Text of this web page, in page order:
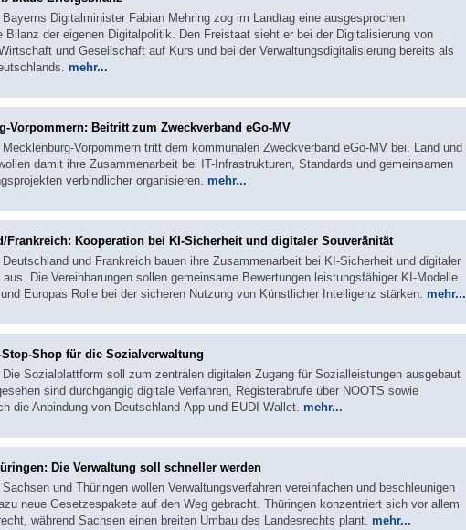
Bayerns Digitalminister Fabian Mehring zog im Landtag eine ausgesprochen
Bilanz der eigenen Digitalpolitik. Den Freistaat sieht er bei der Digitalisierung von
und Gesellschaft auf Kurs und bei der Verwaltungsdigitalisierung bereits als
mehr...
Vorpommern: Beitritt zum Zweckverband eGo-MV
Mecklenburg-Vorpommern tritt dem kommunalen Zweckverband eGo-MV bei. Land und
damit ihre Zusammenarbeit bei IT-Infrastrukturen, Standards und gemeinsamen
verbindlicher organisieren. mehr...
Frankreich: Kooperation bei KI-Sicherheit und digitaler Souveränität
Deutschland und Frankreich bauen ihre Zusammenarbeit bei KI-Sicherheit und digitaler
Die Vereinbarungen sollen gemeinsame Bewertungen leistungsfähiger KI-Modelle
Europas Rolle bei der sicheren Nutzung von Künstlicher Intelligenz stärken. mehr...
Stop-Shop für die Sozialverwaltung
Die Sozialplattform soll zum zentralen digitalen Zugang für Sozialleistungen ausgebaut
sind durchgängig digitale Verfahren, Registerabrufe über NOOTS sowie
die Anbindung von Deutschland-App und EUDI-Wallet. mehr...
Die Verwaltung soll schneller werden
Sachsen und Thüringen wollen Verwaltungsverfahren vereinfachen und beschleunigen
neue Gesetzespakete auf den Weg gebracht. Thüringen konzentriert sich vor allem
während Sachsen einen breiten Umbau des Landesrechts plant. mehr...